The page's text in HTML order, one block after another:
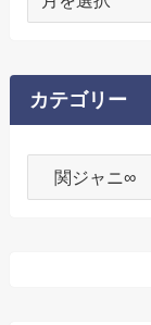
イ
ブ
カテゴリー